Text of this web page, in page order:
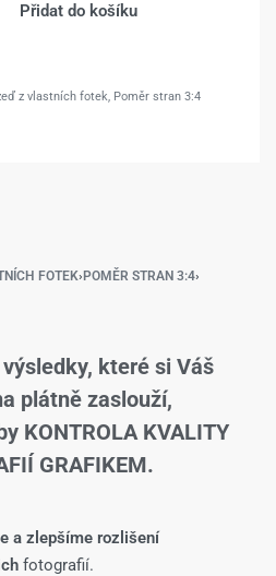
Přidat do košíku
z vlastních fotek, Poměr stran 3:4
FOTEK› POMĚR STRAN 3:4›
které si Váš
plátně zaslouží,
KONTROLA KVALITY
GRAFIKEM.
a zlepšíme rozlišení
fotografií.